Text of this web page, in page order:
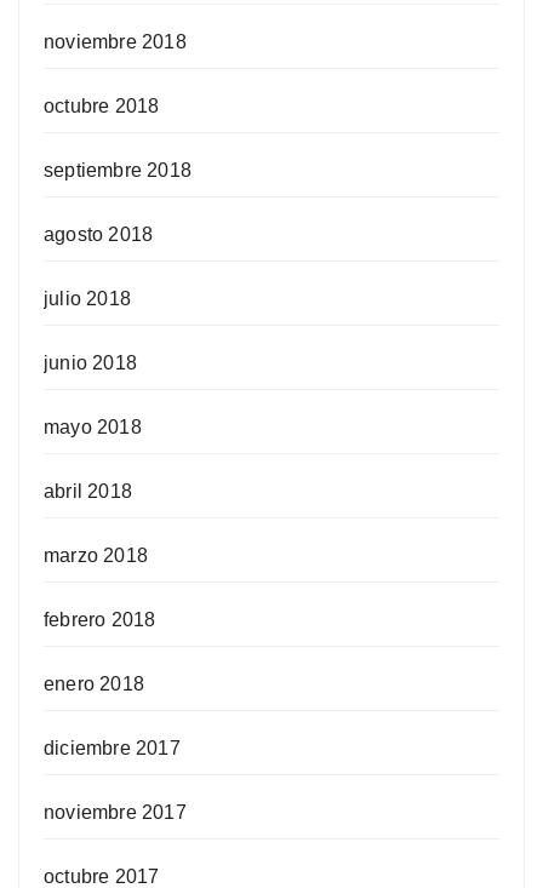
noviembre 2018
octubre 2018
septiembre 2018
agosto 2018
julio 2018
junio 2018
mayo 2018
abril 2018
marzo 2018
febrero 2018
enero 2018
diciembre 2017
noviembre 2017
octubre 2017